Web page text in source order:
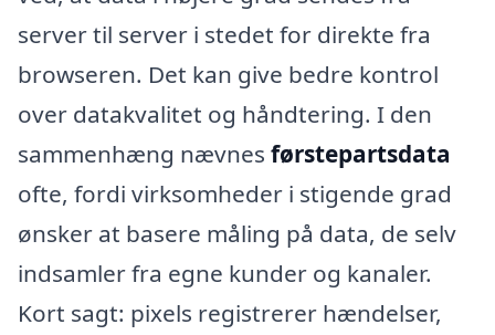
server til server i stedet for direkte fra
browseren. Det kan give bedre kontrol
over datakvalitet og håndtering. I den
sammenhæng nævnes førstepartsdata
ofte, fordi virksomheder i stigende grad
ønsker at basere måling på data, de selv
indsamler fra egne kunder og kanaler.
Kort sagt: pixels registrerer hændelser,